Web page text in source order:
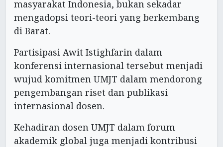
masyarakat Indonesia, bukan sekadar
mengadopsi teori-teori yang berkembang
di Barat.
Partisipasi Awit Istighfarin dalam
konferensi internasional tersebut menjadi
wujud komitmen UMJT dalam mendorong
pengembangan riset dan publikasi
internasional dosen.
Kehadiran dosen UMJT dalam forum
akademik global juga menjadi kontribusi